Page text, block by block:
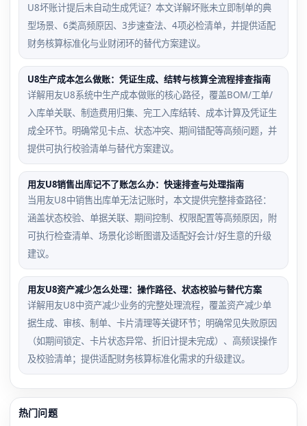
U8坏账计提后未自动生成凭证？本文详解坏账未立即制单的典
型场景、6类高频原因、3步速查法、4项必检清单，并提供适配
财务核算标准化与业财闭环的替代方案建议。
U8生产成本怎么做账：凭证生成、结转与核算全流程排查指南
详解用友U8系统中生产成本做账的核心路径，覆盖BOM/工单/
入库单关联、制造费用归集、完工入库结转、成本计算及凭证生
成全环节。明确常见卡点、状态冲突、期间错配等高频问题，并
提供可执行校验清单与替代方案建议。
用友U8销售出库记不了账怎么办：快速排查与处理指南
当用友U8中销售出库单无法记账时，本文提供完整排查路径：
涵盖状态校验、单据关联、期间控制、权限配置等高频原因，附
可执行检查清单、场景化诊断图谱及适配好会计/好生意的升级
建议。
用友U8资产减少怎么处理：操作路径、状态校验与替代方案
详解用友U8中资产减少业务的完整处理流程，覆盖资产减少单
据生成、审核、制单、卡片清理等关键环节；明确常见失败原因
（如期间锁定、卡片状态异常、折旧计提未完成）、高频误操作
及校验清单；提供适配财务核算标准化需求的升级建议。
热门问题